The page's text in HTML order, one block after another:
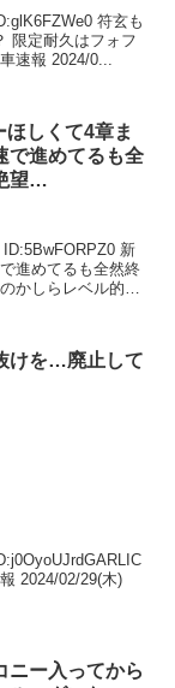
符玄も
限定耐久はフォフ
速報 2024/0...
ほしくて4章ま
で進めてるも全
望…
新
進めてるも全然終
かしらレベル的に
けを…廃止して
2024/02/29(木)
ニー入ってから